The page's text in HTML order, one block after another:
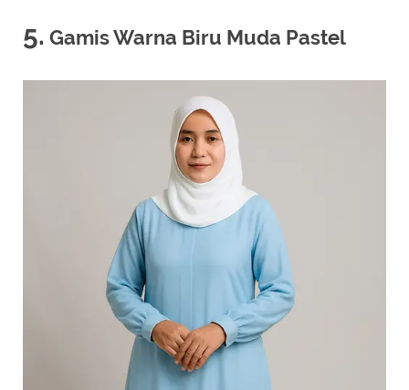
5. Gamis Warna Biru Muda Pastel